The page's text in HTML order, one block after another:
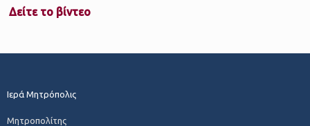
Δείτε το βίντεο
Ιερά Μητρόπολις
Μητροπολίτης